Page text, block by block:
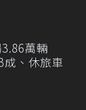
萬輛
、休旅車